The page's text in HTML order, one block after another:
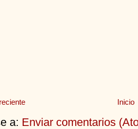
Inicio
a: Enviar comentarios